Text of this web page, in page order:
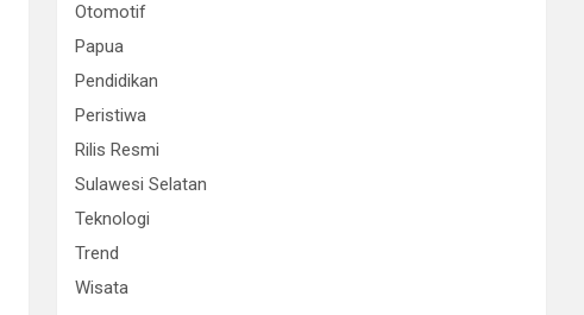
Otomotif
Papua
Pendidikan
Peristiwa
Rilis Resmi
Sulawesi Selatan
Teknologi
Trend
Wisata